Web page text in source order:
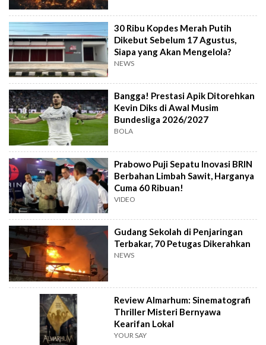
30 Ribu Kopdes Merah Putih
Dikebut Sebelum 17 Agustus,
Siapa yang Akan Mengelola?
NEWS
Bangga! Prestasi Apik Ditorehkan
Kevin Diks di Awal Musim
Bundesliga 2026/2027
BOLA
Prabowo Puji Sepatu Inovasi BRIN
Berbahan Limbah Sawit, Harganya
Cuma 60 Ribuan!
VIDEO
Gudang Sekolah di Penjaringan
Terbakar, 70 Petugas Dikerahkan
NEWS
Review Almarhum: Sinematografi
Thriller Misteri Bernyawa
Kearifan Lokal
YOUR SAY